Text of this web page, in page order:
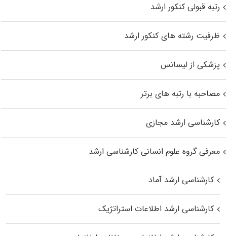
رتبه قبولی کنکور ارشد
ظرفیت رشته های کنکور ارشد
پزشکی از لیسانس
مصاحبه با رتبه های برتر
کارشناسی ارشد مجازی
معرفی گروه علوم انسانی کارشناسی ارشد
کارشناسی ارشد آماد
کارشناسی ارشد اطلاعات استراتژیک